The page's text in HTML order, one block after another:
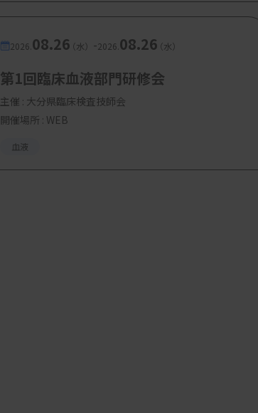
2026. 08.26（水） -2026. 08.26（水）
第1回臨床血液部門研修会
主催 : 大分県臨床検査技師会
開催場所 : WEB
血液